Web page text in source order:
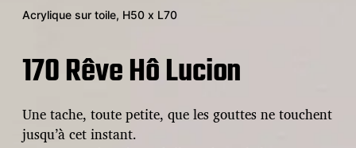
Acrylique sur toile, H50 x L70
170 Rêve Hô Lucion
Une tache, toute petite, que les gouttes ne touchent
jusqu’à cet instant.